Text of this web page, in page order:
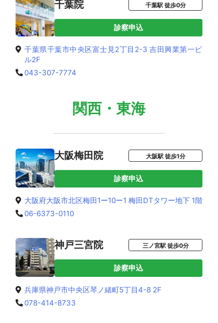
千葉院 千葉駅 徒歩0分
診察申込
千葉県千葉市中央区富士見2丁目2-3 吉田興業第一ビ
ル2F
043-307-7774
関西・東海
大阪梅田院 大阪駅 徒歩1分
診察申込
大阪府大阪市北区梅田1ー10ー1 梅田DTタワー地下 1階
06-6373-0110
神戸三宮院 三ノ宮駅 徒歩0分
診察申込
兵庫県神戸市中央区琴ノ緒町5丁目4-8 2F
078-414-8733